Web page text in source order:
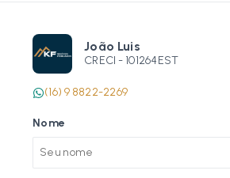
João Luis
CRECI - 101264EST
(16) 9 8822-2269
Nome